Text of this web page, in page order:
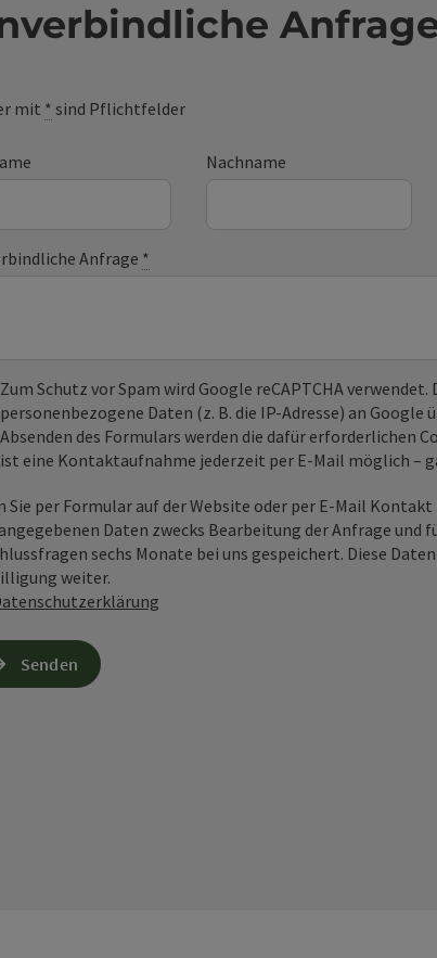
mit * sind Pflichtfelder
Nachname
Anfrage *
Zum Schutz vor Spam wird Google reCAPTCHA verwendet.
personenbezogene Daten (z. B. die IP-Adresse) an
Absenden des Formulars werden die dafür erforderlichen
ist eine Kontaktaufnahme jederzeit per E-Mail möglich –
Sie per Formular auf der Website oder per E-Mail
Daten zwecks Bearbeitung der Anfrage und
sechs Monate bei uns gespeichert. Diese
weiter.
Senden